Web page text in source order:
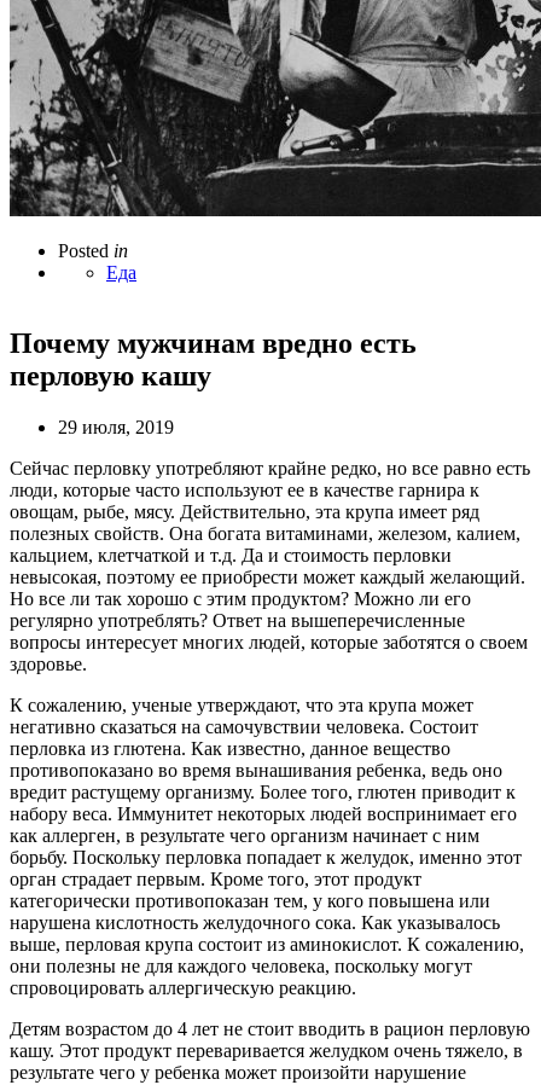
Posted in
Еда
Почему мужчинам вредно есть
перловую кашу
29 июля, 2019
Сейчас перловку употребляют крайне редко, но все равно есть
люди, которые часто используют ее в качестве гарнира к
овощам, рыбе, мясу. Действительно, эта крупа имеет ряд
полезных свойств. Она богата витаминами, железом, калием,
кальцием, клетчаткой и т.д. Да и стоимость перловки
невысокая, поэтому ее приобрести может каждый желающий.
Но все ли так хорошо с этим продуктом? Можно ли его
регулярно употреблять? Ответ на вышеперечисленные
вопросы интересует многих людей, которые заботятся о своем
здоровье.
К сожалению, ученые утверждают, что эта крупа может
негативно сказаться на самочувствии человека. Состоит
перловка из глютена. Как известно, данное вещество
противопоказано во время вынашивания ребенка, ведь оно
вредит растущему организму. Более того, глютен приводит к
набору веса. Иммунитет некоторых людей воспринимает его
как аллерген, в результате чего организм начинает с ним
борьбу. Поскольку перловка попадает к желудок, именно этот
орган страдает первым. Кроме того, этот продукт
категорически противопоказан тем, у кого повышена или
нарушена кислотность желудочного сока. Как указывалось
выше, перловая крупа состоит из аминокислот. К сожалению,
они полезны не для каждого человека, поскольку могут
спровоцировать аллергическую реакцию.
Детям возрастом до 4 лет не стоит вводить в рацион перловую
кашу. Этот продукт переваривается желудком очень тяжело, в
результате чего у ребенка может произойти нарушение